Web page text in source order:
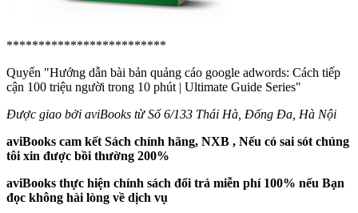
*************************
Quyển "Hướng dẫn bài bản quảng cáo google adwords: Cách tiếp
cận 100 triệu người trong 10 phút | Ultimate Guide Series"
Được giao bởi aviBooks từ Số 6/133 Thái Hà, Đống Đa, Hà Nội
aviBooks cam kết Sách chính hãng, NXB , Nếu có sai sót chúng
tôi xin được bồi thường 200%
aviBooks thực hiện chính sách đổi trả miễn phí 100% nếu Bạn
đọc không hài lòng về dịch vụ